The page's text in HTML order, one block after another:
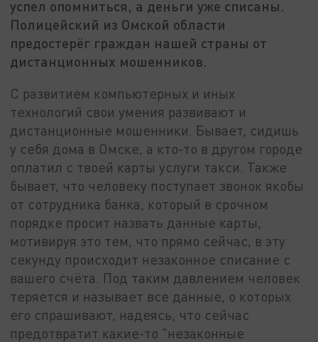
успел опомниться, а деньги уже списаны.
Полицейский из Омской области
предостерёг граждан нашей страны от
дистанционных мошенников.
С развитием компьютерных и иных
технологий свои умения развивают и
дистанционные мошенники. Бывает, сидишь
у себя дома в Омске, а кто-то в другом городе
оплатил с твоей карты услуги такси. Также
бывает, что человеку поступает звонок якобы
от сотрудника банка, который в срочном
порядке просит назвать данные карты,
мотивируя это тем, что прямо сейчас, в эту
секунду происходит незаконное списание с
вашего счёта. Под таким давлением человек
теряется и называет все данные, о которых
его спрашивают, надеясь, что сейчас
предотвратит какие-то "незаконные